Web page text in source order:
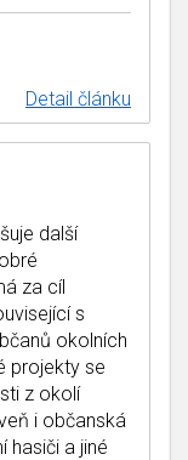
Detail článku
další
za cíl
s
okolních
projekty se
z okolí
i občanská
hasiči a jiné